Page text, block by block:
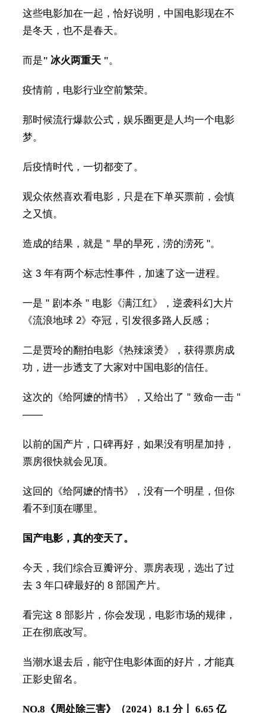
这些电影加在一起，恰好说明，中国电影现在不
是冬天，也不是春天。
而是" 冰火两重天 "。
疫情前，电影行业空前繁荣。
那时候流行爆款公式，娱乐圈更是人均一个电影
梦。
后疫情时代，一切都变了。
观众依然喜欢看电影，只是在下单买票前，会慎
之又慎。
造成的结果，就是 " 旱的旱死，涝的涝死 "。
这 3 年有两个标志性事件，加速了这一进程。
一是 " 剧本杀 " 电影《满江红》，逆袭科幻大片
《流浪地球 2》夺冠，引发很多路人反感；
二是贾玲的翻拍电影《热辣滚烫》，获得票房成
功，进一步透支了大家对中国电影的信任。
这次的《给阿嬷的情书》，又给出了 " 致命一击 "
——
以前的国产片，口碑再好，如果没有明星加持，
票房很快就会见顶。
这回的《给阿嬷的情书》，没有一个明星，但你
看不到顶在哪里。
国产电影，真的变天了。
今天，我们综合豆瓣评分、票房表现，选出了过
去 3 年口碑最好的 8 部国产片。
看完这 8 部影片，你会发现，电影市场的规律，
正在彻底改写。
当潮水退去后，能守住电影体面的好片，才能真
正影史留名。
NO.8 《周处除三害》（2024） 8.1 分丨 6.65 亿